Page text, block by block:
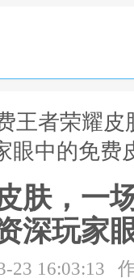
王者荣耀
眼中的免费
肤，一
深玩家
23 16:03:13